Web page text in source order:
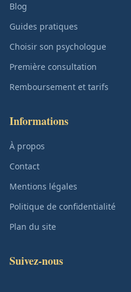
Blog
Guides pratiques
Choisir son psychologue
Première consultation
Remboursement et tarifs
Informations
À propos
Contact
Mentions légales
Politique de confidentialité
Plan du site
Suivez-nous